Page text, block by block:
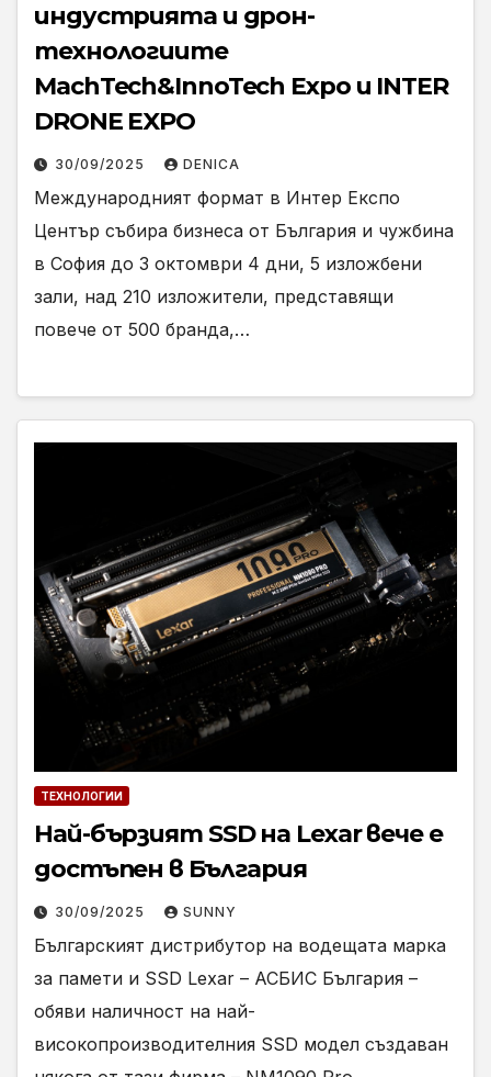
индустрията и дрон-
технологиите
MachTech&InnoTech Expo и INTER
DRONE EXPO
30/09/2025 DENICA
Международният формат в Интер Експо
Център събира бизнеса от България и чужбина
в София до 3 октомври 4 дни, 5 изложбени
зали, над 210 изложители, представящи
повече от 500 бранда,…
ТЕХНОЛОГИИ
Най-бързият SSD на Lexar вече е
достъпен в България
30/09/2025 SUNNY
Българският дистрибутор на водещата марка
за памети и SSD Lexar – АСБИС България –
обяви наличност на най-
високопроизводителния SSD модел създаван